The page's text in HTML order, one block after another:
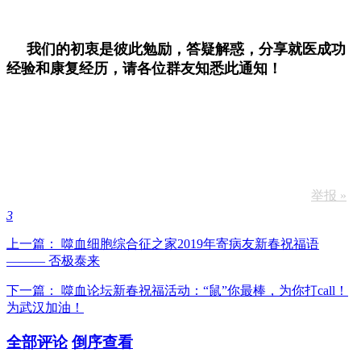
我们的初衷是彼此勉励，答疑解惑，分享就医成功
经验和康复经历，请各位群友知悉此通知！
举报 »
3
上一篇： 噬血细胞综合征之家2019年寄病友新春祝福语
——— 否极泰来
下一篇： 噬血论坛新春祝福活动：“鼠”你最棒，为你打call！
为武汉加油！
全部评论 倒序查看